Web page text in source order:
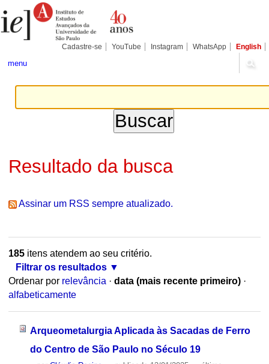
para
conteúdo.
Pessoais
Cadastre-se YouTube Instagram WhatsApp English
menu
Resultado da busca
Assinar um RSS sempre atualizado.
185itens atendem ao seu critério.
Filtrar os resultados
Ordenar por relevância · data (mais recente primeiro) ·
alfabeticamente
Arqueometalurgia Aplicada às Sacadas de Ferro
do Centro de São Paulo no Século 19